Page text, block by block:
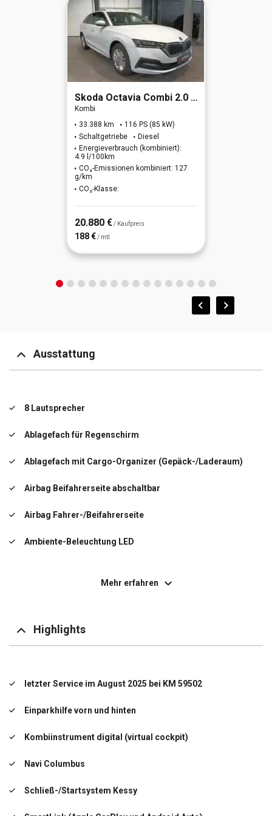
Skoda Octavia Combi 2.0 TDI Ambition
Kombi
33.388 km
116 PS (85 kW)
Schaltgetriebe
Diesel
Energieverbrauch (kombiniert):
4.9 l/100km
CO₂-Emissionen kombiniert: 127
g/km
CO₂-Klasse:
20.880 € / Kaufpreis
188 € / mtl
Ausstattung
8 Lautsprecher
Ablagefach für Regenschirm
Ablagefach mit Cargo-Organizer (Gepäck-/Laderaum)
Airbag Beifahrerseite abschaltbar
Airbag Fahrer-/Beifahrerseite
Ambiente-Beleuchtung LED
Außenspiegel elektr. verstell- und heizbar
Mehr erfahren
Highlights
letzter Service im August 2025 bei KM 59502
Einparkhilfe vorn und hinten
Kombiinstrument digital (virtual cockpit)
Navi Columbus
Schließ-/Startsystem Kessy